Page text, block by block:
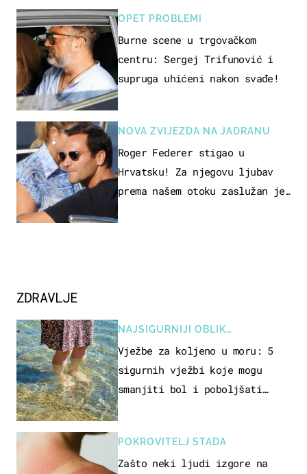
OPET PROBLEMI
Burne scene u trgovačkom
centru: Sergej Trifunović i
supruga uhićeni nakon svađe!
NOVA ZVIJEZDA NA JADRANU
Roger Federer stigao u
Hrvatsku! Za njegovu ljubav
prema našem otoku zaslužan je
ZDRAVLJE
NAJSIGURNIJI OBLIK
REKREACIJE
Vježbe za koljeno u moru: 5
sigurnih vježbi koje mogu
smanjiti bol i poboljšati
POKROVITELJ STADA
Zašto neki ljudi izgore na